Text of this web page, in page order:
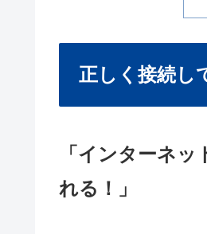
正しく接続し
「インターネ
れる！」